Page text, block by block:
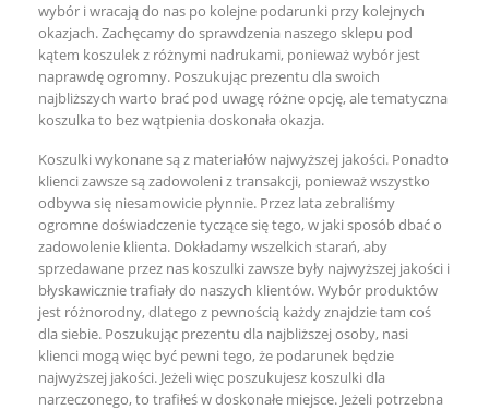
wybór i wracają do nas po kolejne podarunki przy kolejnych
okazjach. Zachęcamy do sprawdzenia naszego sklepu pod
kątem koszulek z różnymi nadrukami, ponieważ wybór jest
naprawdę ogromny. Poszukując prezentu dla swoich
najbliższych warto brać pod uwagę różne opcję, ale tematyczna
koszulka to bez wątpienia doskonała okazja.
Koszulki wykonane są z materiałów najwyższej jakości. Ponadto
klienci zawsze są zadowoleni z transakcji, ponieważ wszystko
odbywa się niesamowicie płynnie. Przez lata zebraliśmy
ogromne doświadczenie tyczące się tego, w jaki sposób dbać o
zadowolenie klienta. Dokładamy wszelkich starań, aby
sprzedawane przez nas koszulki zawsze były najwyższej jakości i
błyskawicznie trafiały do naszych klientów. Wybór produktów
jest różnorodny, dlatego z pewnością każdy znajdzie tam coś
dla siebie. Poszukując prezentu dla najbliższej osoby, nasi
klienci mogą więc być pewni tego, że podarunek będzie
najwyższej jakości. Jeżeli więc poszukujesz koszulki dla
narzeczonego, to trafiłeś w doskonałe miejsce. Jeżeli potrzebna